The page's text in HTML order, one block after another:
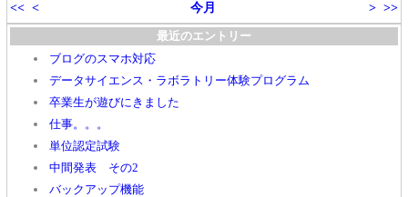
<< < 今月 > >>
最近のエントリー
ブログのスマホ対応
データサイエンス・ラボラトリー体験プログラム
卒業生が遊びにきました
仕事。。。
単位認定試験
中間発表 その2
バックアップ機能